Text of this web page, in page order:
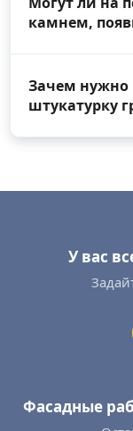
камнем,
Зачем нужно
штукатурку
У вас
Фасадные